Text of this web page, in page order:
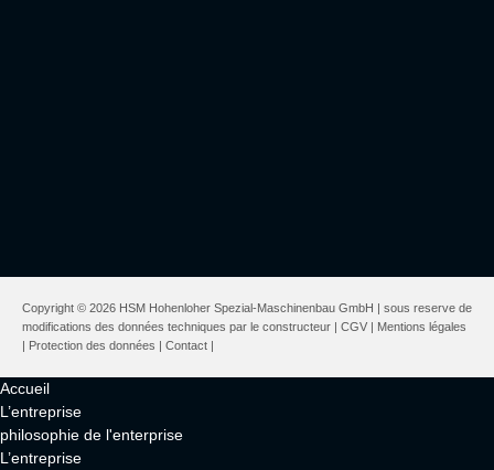
Copyright © 2026 HSM Hohenloher Spezial-Maschinenbau GmbH | sous reserve de
modifications des données techniques par le constructeur | CGV | Mentions légales
| Protection des données | Contact |
Accueil
L’entreprise
philosophie de l'enterprise
L’entreprise